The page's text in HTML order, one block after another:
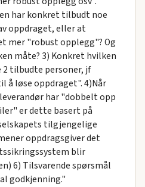
har konkret tilbudt noe
oppdraget, eller at
mer "robust opplegg"? Og
måte? 3) Konkret hvilken
tilbudte personer, jf
å løse oppdraget". 4)Når
har "dobbelt opp
er dette basert på
tilgjengelige
oppdragsgiver det
blir
6) Tilsvarende spørsmål
godkjenning."